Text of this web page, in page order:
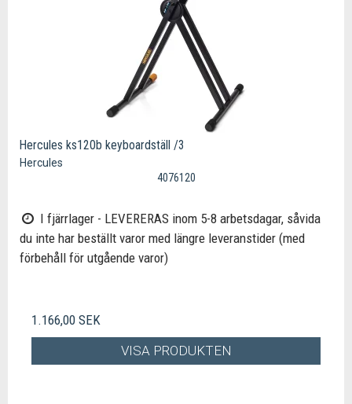
Hercules ks120b keyboardställ /3
Hercules
4076120
I fjärrlager - LEVERERAS inom 5-8 arbetsdagar, såvida
du inte har beställt varor med längre leveranstider (med
förbehåll för utgående varor)
1.166,00 SEK
VISA PRODUKTEN